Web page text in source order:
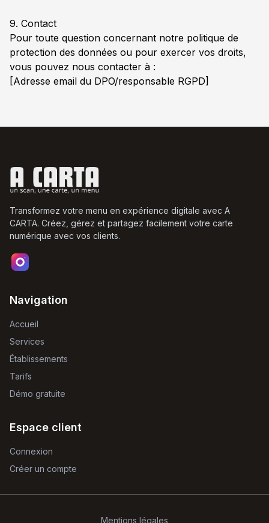
9. Contact
Pour toute question concernant notre politique de
protection des données ou pour exercer vos droits,
vous pouvez nous contacter à :
[Adresse email du DPO/responsable RGPD]
Transformez votre menu en expérience digitale avec A
CARTA. Créez, gérez et partagez facilement votre carte
numérique avec vos clients.
Navigation
Accueil
Services
Établissements
Tarifs
Démo gratuite
Espace client
Connexion
Créer un compte
Mentions légales